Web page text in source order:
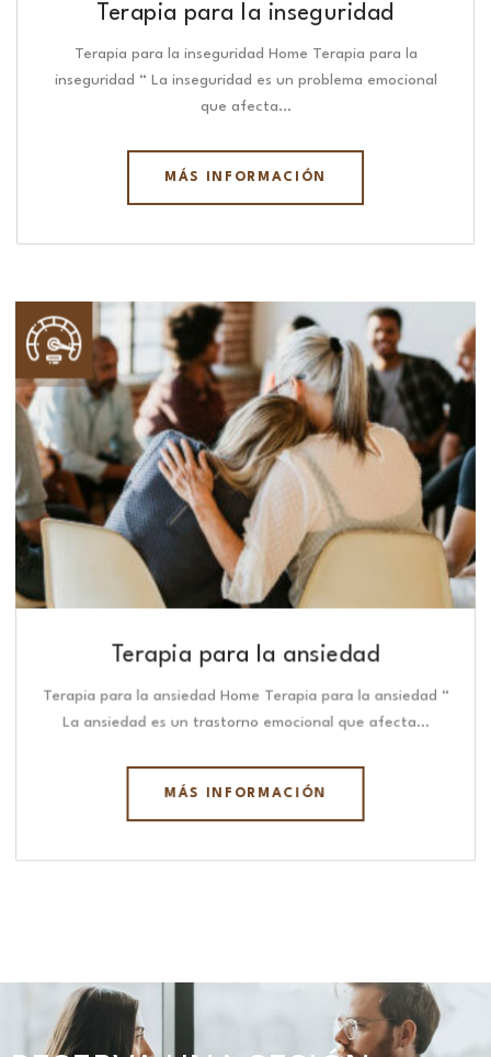
Terapia para la inseguridad
Terapia para la inseguridad Home Terapia para la
inseguridad “ La inseguridad es un problema emocional
que afecta…
MÁS INFORMACIÓN
Terapia para la ansiedad
Terapia para la ansiedad Home Terapia para la ansiedad “
La ansiedad es un trastorno emocional que afecta…
MÁS INFORMACIÓN